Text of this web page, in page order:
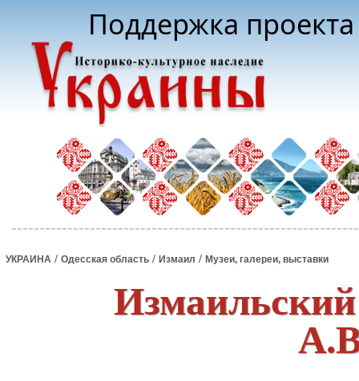
Поддержка
УКРАИНА / Одесская область / Измаил / Музеи, галереи, выставки